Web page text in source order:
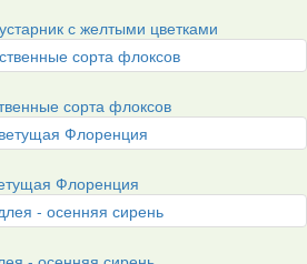
с желтыми цветками
сорта флоксов
Флоренция